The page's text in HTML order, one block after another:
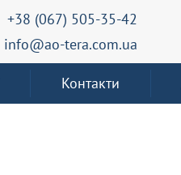
+38 (067) 505-35-42
info@ao-tera.com.ua
Контакти